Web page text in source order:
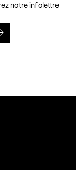
notre infolettre